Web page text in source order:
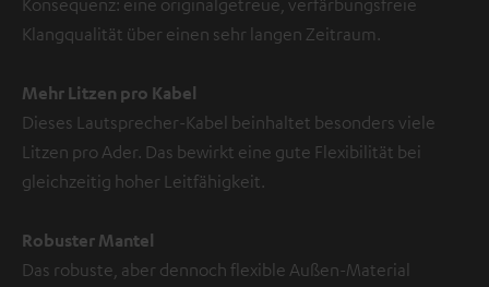
Konsequenz: eine originalgetreue, verfärbungsfreie
Klangqualität über einen sehr langen Zeitraum.
Mehr Litzen pro Kabel
Dieses Lautsprecher-Kabel beinhaltet besonders viele
Litzen pro Ader. Das bewirkt eine gute Flexibilität bei
gleichzeitig hoher Leitfähigkeit.
Robuster Mantel
Das robuste, aber dennoch flexible Außen-Material